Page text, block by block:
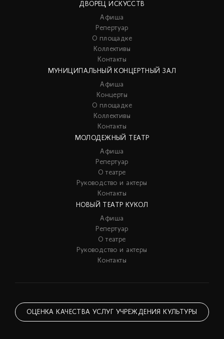
ДВОРЕЦ ИСКУССТВ
Афиша
Репертуар
О площадке
Коллективы
Контакты
МУНИЦИПАЛЬНЫЙ КОНЦЕРТНЫЙ ЗАЛ
Афиша
Концерты
О площадке
Коллективы
Контакты
МОЛОДЕЖНЫЙ ТЕАТР
Афиша
Репертуар
О театре
Руководство и актеры
Контакты
НОВЫЙ ТЕАТР КУКОЛ
Афиша
Репертуар
О театре
Руководство и актеры
Контакты
ОЦЕНКА КАЧЕСТВА УСЛУГ УЧРЕЖДЕНИЯ КУЛЬТУРЫ